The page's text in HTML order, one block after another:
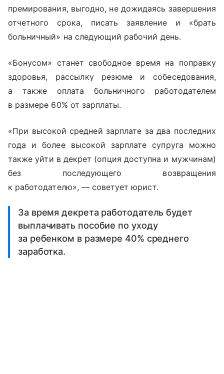
премирования, выгодно, не дожидаясь завершения
отчетного срока, писать заявление и «брать
больничный» на следующий рабочий день.
«Бонусом» станет свободное время на поправку
здоровья, рассылку резюме и собеседования,
а также оплата больничного работодателем
в размере 60% от зарплаты.
«При высокой средней зарплате за два последних
года и более высокой зарплате супруга можно
также уйти в декрет (опция доступна и мужчинам)
без последующего возвращения
к работодателю», — советует юрист.
За время декрета работодатель будет
выплачивать пособие по уходу
за ребенком в размере 40% среднего
заработка.